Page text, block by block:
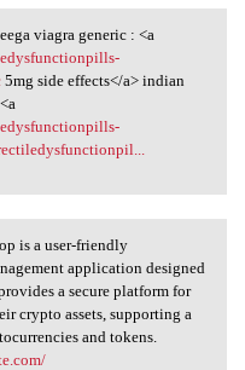
veega
viagra generic : <a
5mg side effects</a> indian
is a user
is a user-friendly
application designed
a secure platform for
crypto assets, supporting a
and tokens.